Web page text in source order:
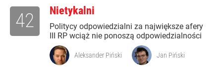
Nietykalni
Politycy odpowiedzialni za największe afery
III RP wciąż nie ponoszą odpowiedzialności
42
Aleksander Piński Jan Piński